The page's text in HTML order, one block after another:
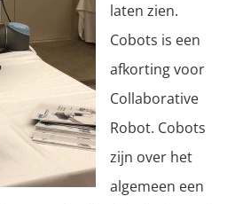
laten zien.
Cobots is een
afkorting voor
Collaborative
Robot. Cobots
zijn over het
algemeen een